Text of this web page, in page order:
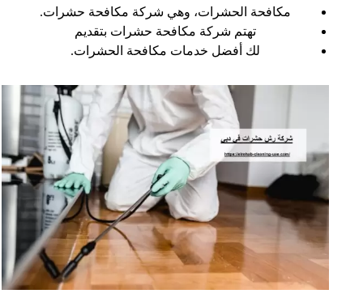
مكافحة الحشرات، وهي شركة مكافحة حشرات.
تهتم شركة مكافحة حشرات بتقديم
لك أفضل خدمات مكافحة الحشرات.